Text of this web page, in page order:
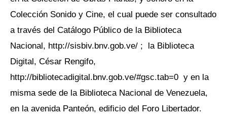
Colección Sonido y Cine, el cual puede ser consultado
a través del Catálogo Público de la Biblioteca
Nacional, http://sisbiv.bnv.gob.ve/ ; la Biblioteca
Digital, César Rengifo,
http://bibliotecadigital.bnv.gob.ve/#gsc.tab=0 y en la
misma sede de la Biblioteca Nacional de Venezuela,
en la avenida Panteón, edificio del Foro Libertador.